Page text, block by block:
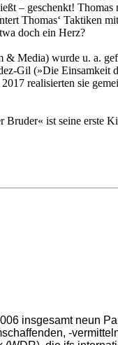
– geschenkt! Thomas
Thomas‘ Taktiken
doch ein Herz?
& Media) wurde u. a.
Gil (»Die Einsamkeit
realisierten sie
Bruder« ist seine erste
insgesamt neun
-